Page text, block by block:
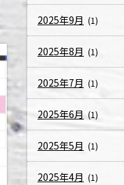
2025年9月 (1)
2025年8月 (1)
2025年7月 (1)
2025年6月 (1)
2025年5月 (1)
2025年4月 (1)